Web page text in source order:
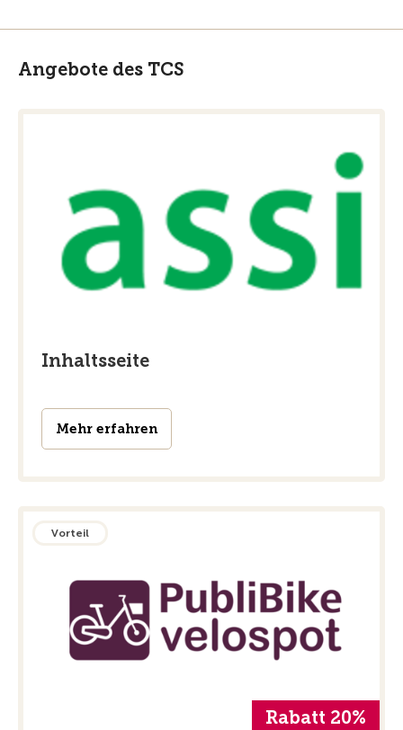
Angebote des TCS
Inhaltsseite
Mehr erfahren
Vorteil
Rabatt 20%